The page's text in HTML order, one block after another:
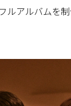
ルアルバムを